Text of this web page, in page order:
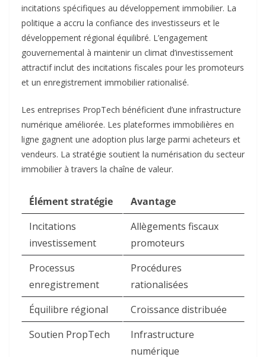
incitations spécifiques au développement immobilier. La
politique a accru la confiance des investisseurs et le
développement régional équilibré. L’engagement
gouvernemental à maintenir un climat d’investissement
attractif inclut des incitations fiscales pour les promoteurs
et un enregistrement immobilier rationalisé.​
Les entreprises PropTech bénéficient d’une infrastructure
numérique améliorée. Les plateformes immobilières en
ligne gagnent une adoption plus large parmi acheteurs et
vendeurs. La stratégie soutient la numérisation du secteur
immobilier à travers la chaîne de valeur.​
Élément stratégie
Avantage
Incitations
investissement
Allègements fiscaux
promoteurs
Processus
enregistrement
Procédures
rationalisées
Équilibre régional
Croissance distribuée
Soutien PropTech
Infrastructure
numérique